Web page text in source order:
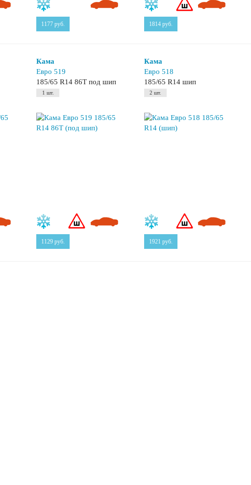
1177 руб. 1814руб.
Кама
Евро 519
185/65 R14 86T под шип
1 шт.
1129 руб.
Кама
Евро 518
185/65 R14 шип
2 шт.
1921 руб.